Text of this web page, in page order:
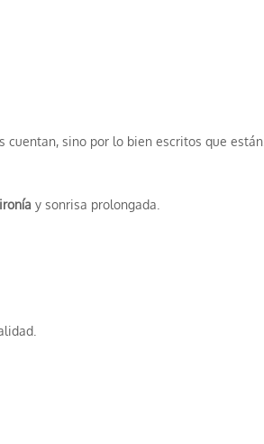
sino por lo bien escritos que están.
ironía y sonrisa prolongada.